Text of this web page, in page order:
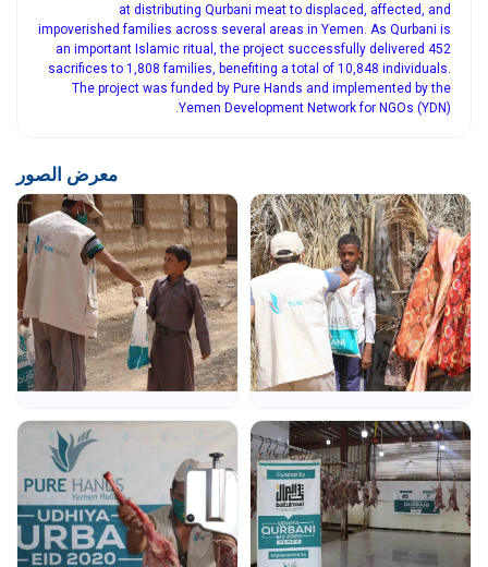
at distributing Qurbani meat to displaced, affected, and
impoverished families across several areas in Yemen. As Qurbani is
an important Islamic ritual, the project successfully delivered 452
sacrifices to 1,808 families, benefiting a total of 10,848 individuals.
The project was funded by Pure Hands and implemented by the
Yemen Development Network for NGOs (YDN).
معرض الصور